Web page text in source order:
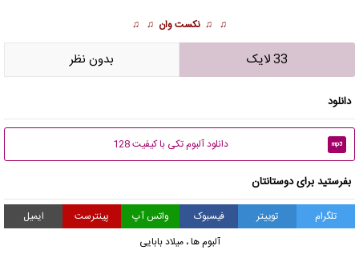
♫ ♫ نکست وان ♫ ♫
33 لایک بدون نظر
دانلود
mp3 دانلود آلبوم تکی با کیفیت 128
بفرستید برای دوستانتان
تلگرام توییتر فیسبوک واتس آپ پینترست
ایمیل
آلبوم ها،میلاد بابایی